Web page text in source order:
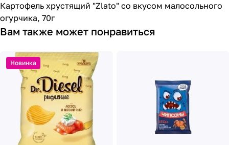
Картофель хрустящий "Zlato" со вкусом малосольного
огурчика, 70г
Вам также может понравиться
Новинка